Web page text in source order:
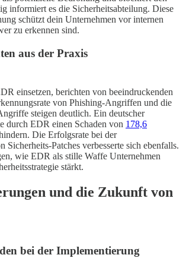
informiert es die Sicherheitsabteilung. Diese
schützt dein Unternehmen vor internen
zu erkennen sind.
aus der Praxis
einsetzen, berichten von beeindruckenden
von Phishing-Angriffen und die
steigen deutlich. Ein deutscher
durch EDR einen Schaden von 178,6
Die Erfolgsrate bei der
Sicherheits-Patches verbesserte sich ebenfalls.
wie EDR als stille Waffe Unternehmen
stärkt.
und die Zukunft von
bei der Implementierung